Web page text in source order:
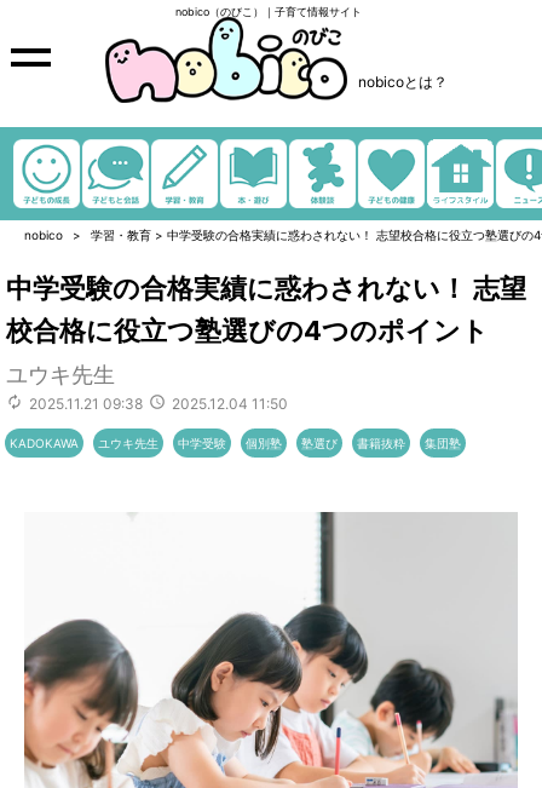
nobico（のびこ）｜子育て情報サイト
nobicoとは？
nobico 学習・教育 > 中学受験の合格実績に惑わされない！ 志望校合格に役立つ塾選びの
中学受験の合格実績に惑わされない！ 志望
校合格に役立つ塾選びの4つのポイント
ユウキ先生
2025.11.21 09:38 2025.12.04 11:50
KADOKAWA ユウキ先生 中学受験 個別塾 塾選び 書籍抜粋 集団塾